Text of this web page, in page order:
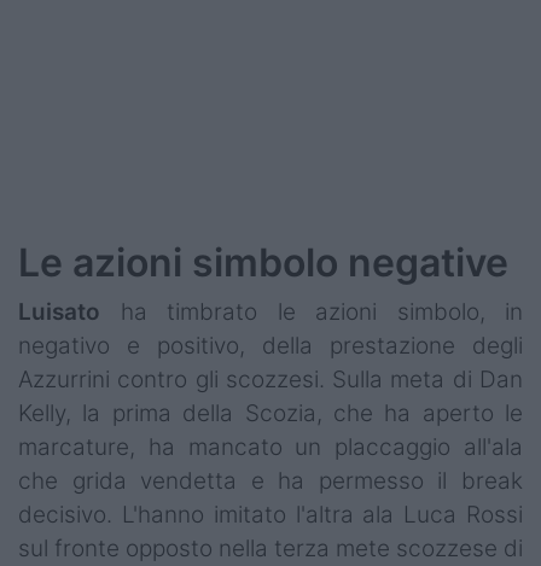
Le azioni simbolo negative
Luisato ha timbrato le azioni simbolo, in
negativo e positivo, della prestazione degli
Azzurrini contro gli scozzesi. Sulla meta di Dan
Kelly, la prima della Scozia, che ha aperto le
marcature, ha mancato un placcaggio all'ala
che grida vendetta e ha permesso il break
decisivo. L'hanno imitato l'altra ala Luca Rossi
sul fronte opposto nella terza mete scozzese di